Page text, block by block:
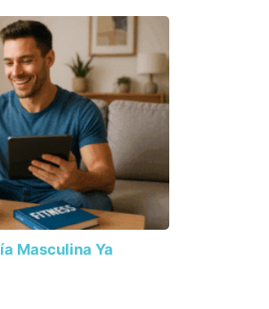
Masculina Ya